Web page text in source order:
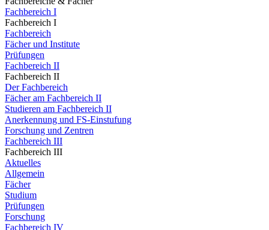
Fachbereich I
Fachbereich I
Fachbereich
Fächer und Institute
Prüfungen
Fachbereich II
Fachbereich II
Der Fachbereich
Fächer am Fachbereich II
Studieren am Fachbereich II
Anerkennung und FS-Einstufung
Forschung und Zentren
Fachbereich III
Fachbereich III
Aktuelles
Allgemein
Fächer
Studium
Prüfungen
Forschung
Fachbereich IV